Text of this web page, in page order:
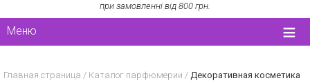
при замовленні від 800 грн.
Меню
Главная страница / Каталог парфюмерии / Декоративная косметика